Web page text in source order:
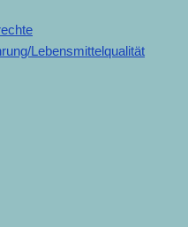
Lebensmittelqualität